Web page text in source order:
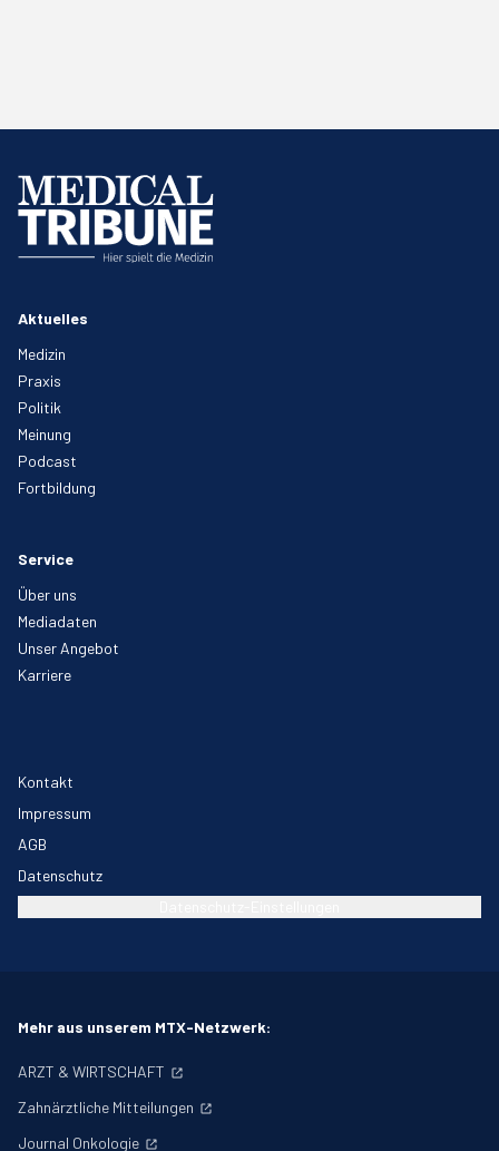
Aktuelles
Medizin
Praxis
Politik
Meinung
Podcast
Fortbildung
Service
Über uns
Mediadaten
Unser Angebot
Karriere
Kontakt
Impressum
AGB
Datenschutz
Mehr aus unserem MTX-Netzwerk:
ARZT & WIRTSCHAFT
Zahnärztliche Mitteilungen
Journal Onkologie